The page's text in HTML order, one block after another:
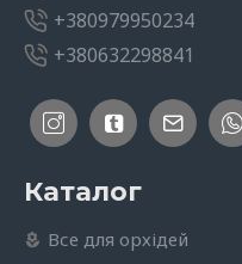
+380979950234
+380632298841
Каталог
Все для орхідей